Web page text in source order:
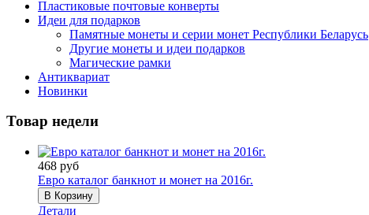
Пластиковые почтовые конверты
Идеи для подарков
Памятные монеты и серии монет Республики Беларусь
Другие монеты и идеи подарков
Магические рамки
Антиквариат
Новинки
Товар недели
468 руб
Евро каталог банкнот и монет на 2016г.
Детали